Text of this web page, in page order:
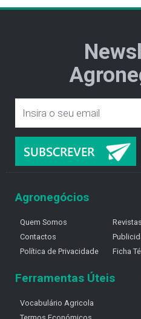
Agronegócios
Quem Somos
Contactos
Política de Privacidade
Revistas
Ficha
Ferramentas Úteis
Vocabulário Agricola